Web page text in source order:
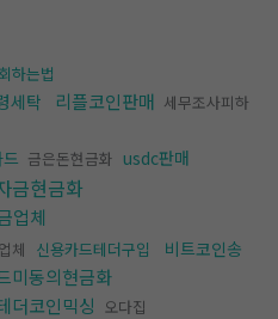
하는법
세탁 리플코인판매 세무조사피하
금은돈현금화 usdc판매
금현금화
업체
체 신용카드테더구입
비트코인송
미동의현금화
더코인믹싱 오다집